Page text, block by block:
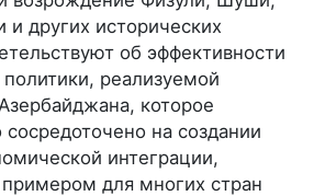
и других исторических
об эффективности
политики, реализуемой
которое
сосредоточено на создании
интеграции,
для многих стран